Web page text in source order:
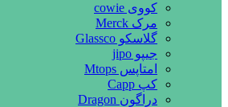
کووی cowie
مرک Merck
گلاسکو Glassco
جیپو jipo
امتاپس Mtops
کپ Capp
دراگون Dragon